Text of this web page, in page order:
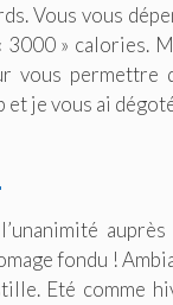
Vous vous
3000 » calories.
vous
je vous ai
fondu !
Eté comme